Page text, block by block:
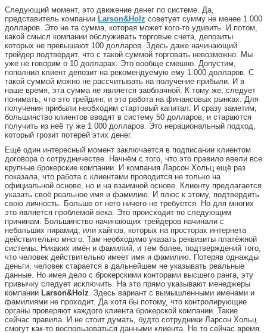
Следующий момент, это движение денег по системе. Да,
представитель компании Larson&Holz советует сумму не менее 1 000
долларов. Это не та сумма, которая может кого-то удивить. И потом,
какой смысл компании обслуживать торговые счета, депозиты
которых не превышают 100 долларов. Здесь даже начинающий
трейдер подтвердит, что с такой суммой торговать невозможно. Мы
уже не говорим о 10 долларах. Это вообще смешно. Допустим,
пополнил клиент депозит на рекомендуемую ему 1 000 долларов. С
такой суммой можно не рассчитывать на получение прибыли. И в
наше время, эта сумма не является заоблачной. К тому же, следует
понимать, что это трейдинг, и это работа на финансовых рынках. Для
получения прибыли необходим стартовый капитал. И сразу заметим,
большинство клиентов вводят в систему 50 долларов, и стараются
получить из неё ту же 1 000 долларов. Это нерациональный подход,
который грозит потерей этих денег.
Ещё один интересный момент заключается в подписании клиентом
договора о сотрудничестве. Начнём с того, что это правило ввели все
крупные брокерские компании. И компания Ларсон Хольц ещё раз
показала, что работа с клиентами проводится не только на
официальной основе, но и на взаимной основе. Клиенту предлагается
указать своё реальное имя и фамилию. И плюс к этому, подтвердить
свою личность. Больше от него ничего не требуется. Но для многих
это является проблемой века. Это происходит по следующим
причинам. Большинство начинающих трейдеров начинали с
небольших пирамид, или хайпов, которых на просторах интернета
действительно много. Там необходимо указать реквизиты платёжной
системы. Никаких имён и фамилий, и тем более, подтверждений того,
что человек действительно имеет имя и фамилию. Потеряв однажды
деньги, человек старается в дальнейшем не указывать реальные
данные. Но имея дело с брокерскими конторами высшего ранга, эту
привычку следует исключить. На это прямо указывают менеджеры
компании Larson&Holz . Здесь вариант с вымышленными именами и
фамилиями не проходит. Да хотя бы потому, что контролирующие
органы проверяют каждого клиента брокерской компании. Такие
сейчас правила. И не стоит думать, будто сотрудники Ларсон Хольц
смогут как-то воспользоваться данными клиента. Не то сейчас время.